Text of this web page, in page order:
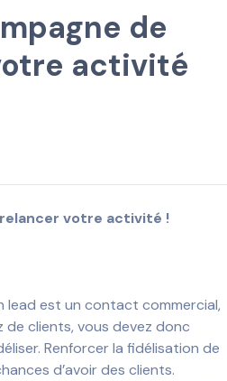
de
activité
votre activité !
lead est un contact commercial,
de clients, vous devez donc
Renforcer la fidélisation de
d’avoir des clients.